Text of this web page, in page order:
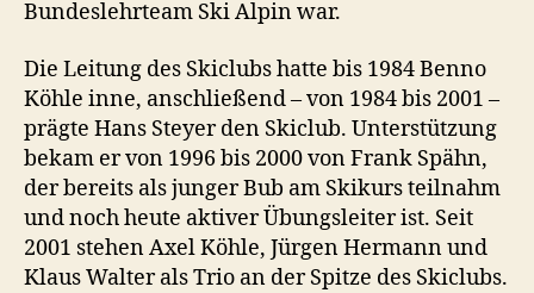
Bundeslehrteam Ski Alpin war.
Die Leitung des Skiclubs hatte bis 1984 Benno
Köhle inne, anschließend – von 1984 bis 2001 –
prägte Hans Steyer den Skiclub. Unterstützung
bekam er von 1996 bis 2000 von Frank Spähn,
der bereits als junger Bub am Skikurs teilnahm
und noch heute aktiver Übungsleiter ist. Seit
2001 stehen Axel Köhle, Jürgen Hermann und
Klaus Walter als Trio an der Spitze des Skiclubs.